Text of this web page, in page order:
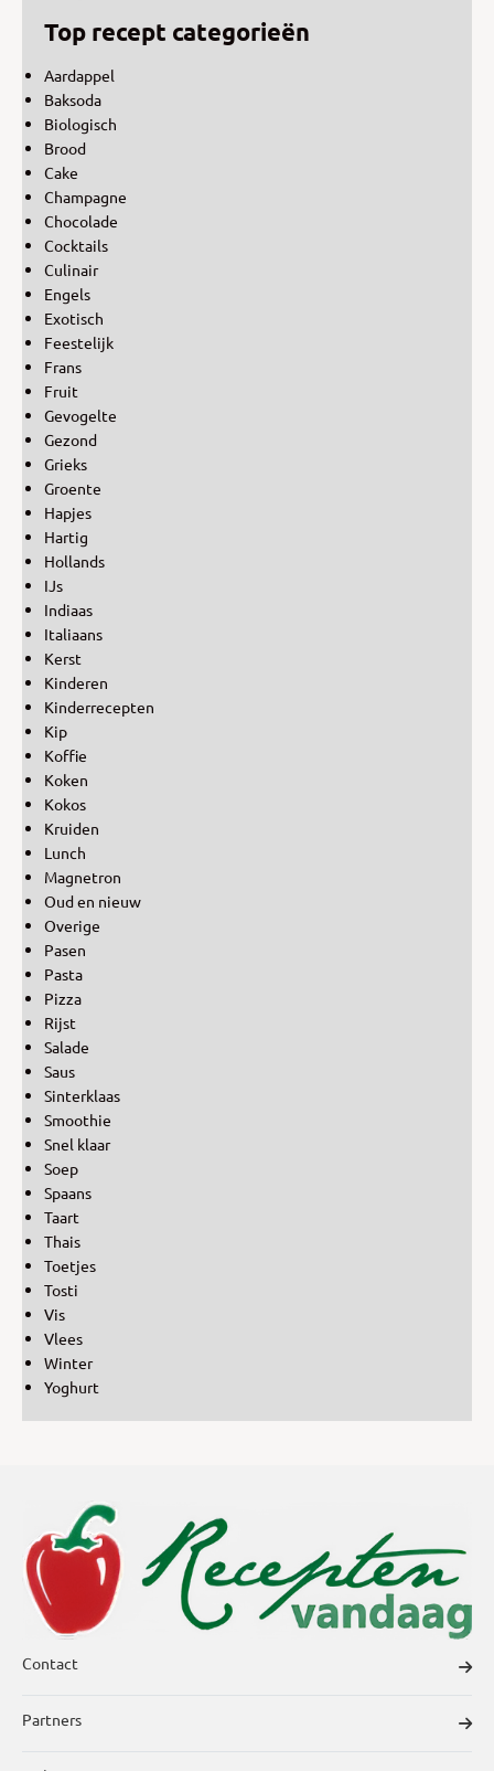
Top recept categorieën
Aardappel
Baksoda
Biologisch
Brood
Cake
Champagne
Chocolade
Cocktails
Culinair
Engels
Exotisch
Feestelijk
Frans
Fruit
Gevogelte
Gezond
Grieks
Groente
Hapjes
Hartig
Hollands
IJs
Indiaas
Italiaans
Kerst
Kinderen
Kinderrecepten
Kip
Koffie
Koken
Kokos
Kruiden
Lunch
Magnetron
Oud en nieuw
Overige
Pasen
Pasta
Pizza
Rijst
Salade
Saus
Sinterklaas
Smoothie
Snel klaar
Soep
Spaans
Taart
Thais
Toetjes
Tosti
Vis
Vlees
Winter
Yoghurt
Contact
Partners